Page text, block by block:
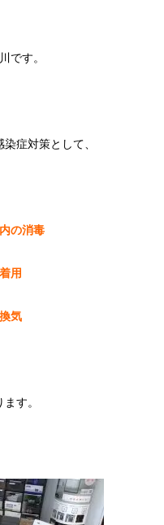
です。
症対策として、
の消毒
用
気
す。